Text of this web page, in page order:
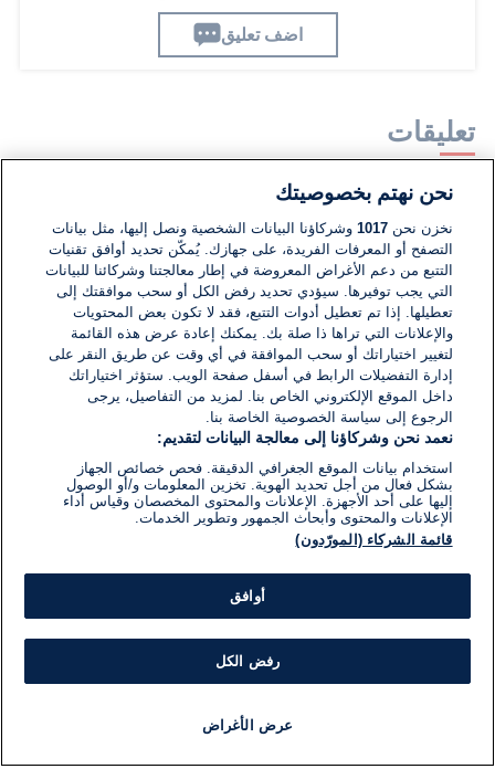
اضف تعليق
تعليقات
لا توجد تعليقات مكتوبة حتى الآن. كن الأول!
اكتب تعليقًا جديدًا ...
نحن نهتم بخصوصيتك
نخزن نحن1017 وشركاؤنا البيانات الشخصية ونصل إليها، مثل بيانات
التصفح أو المعرفات الفريدة، على جهازك. يُمكّن تحديد أوافق تقنيات
التتبع من دعم الأغراض المعروضة في إطار معالجتنا وشركائنا للبيانات
التي يجب توفيرها. سيؤدي تحديد رفض الكل أو سحب موافقتك إلى
تعطيلها. إذا تم تعطيل أدوات التتبع، فقد لا تكون بعض المحتويات
والإعلانات التي تراها ذا صلة بك. يمكنك إعادة عرض هذه القائمة
لتغيير اختياراتك أو سحب الموافقة في أي وقت عن طريق النقر على
إدارة التفضيلات الرابط في أسفل صفحة الويب. ستؤثر اختياراتك
داخل الموقع الإلكتروني الخاص بنا. لمزيد من التفاصيل، يرجى
الرجوع إلى سياسة الخصوصية الخاصة بنا.
نعمد نحن وشركاؤنا إلى معالجة البيانات لتقديم:
استخدام بيانات الموقع الجغرافي الدقيقة. فحص خصائص الجهاز
بشكل فعال من أجل تحديد الهوية. تخزين المعلومات و/أو الوصول
إليها على أحد الأجهزة. الإعلانات والمحتوى المخصصان وقياس أداء
الإعلانات والمحتوى وأبحاث الجمهور وتطوير الخدمات.
قائمة الشركاء (المورّدون)
أوافق
رفض الكل
عرض الأغراض